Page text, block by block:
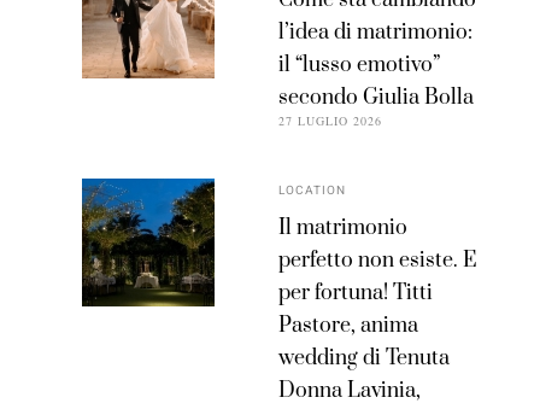
l’idea di matrimonio:
il “lusso emotivo”
secondo Giulia Bolla
27 LUGLIO 2026
LOCATION
Il matrimonio
perfetto non esiste. E
per fortuna! Titti
Pastore, anima
wedding di Tenuta
Donna Lavinia,